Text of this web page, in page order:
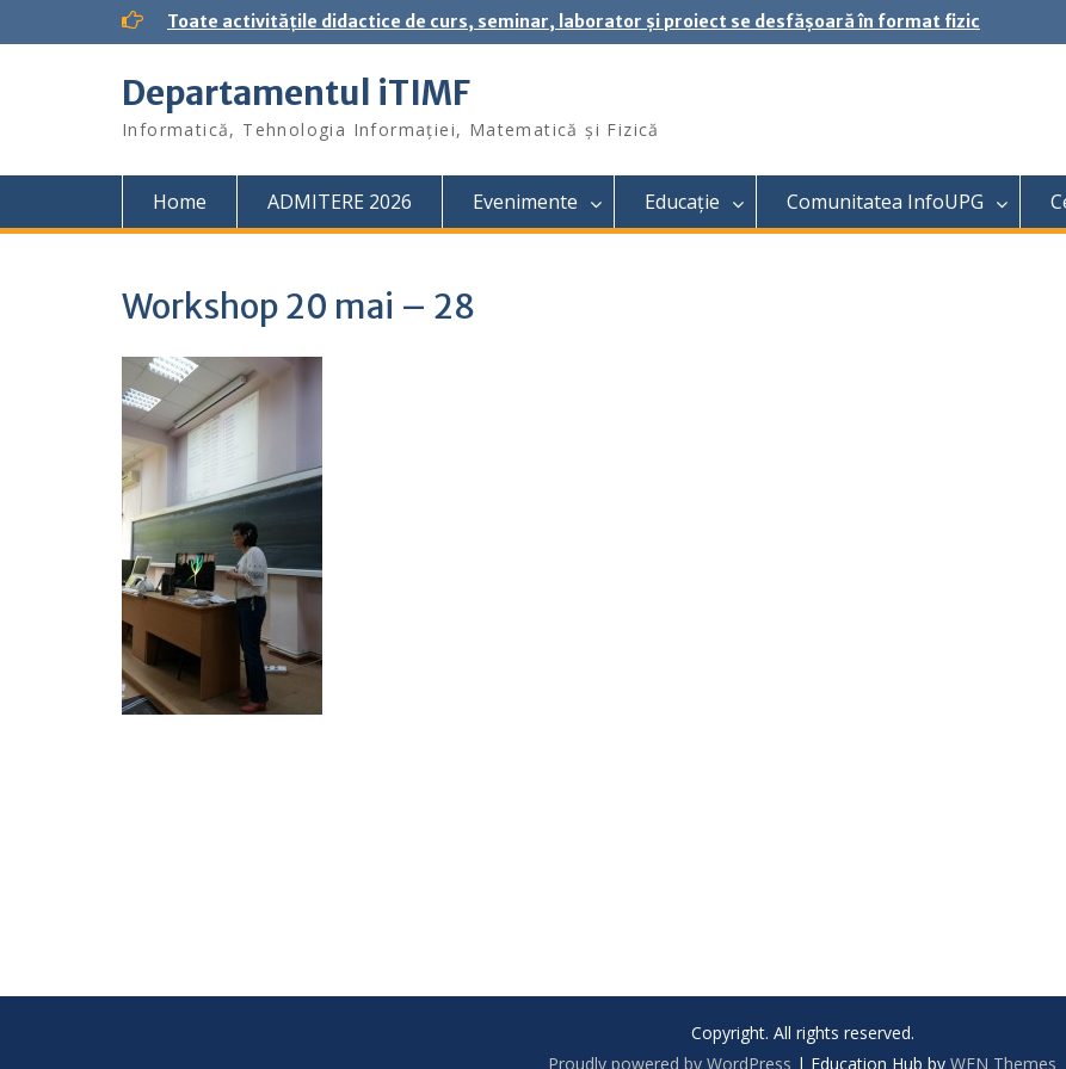
t
Toate activitățile didactice de curs, seminar, laborator și proiect se desfășoară în format fizic
Departamentul iTIMF
Informatică, Tehnologia Informației, Matematică și Fizică
Home ADMITERE 2026 Evenimente Educație Comunitatea InfoUPG
Workshop 20 mai – 28
Copyright. All rights reserved.
Proudly powered by WordPress | Education Hub by WEN Themes